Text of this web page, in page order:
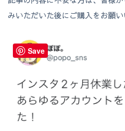
みいただいた後にご購入をお願い
Save